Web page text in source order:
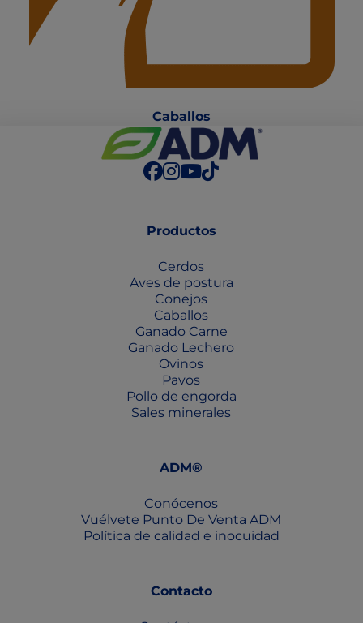
Caballos
Productos
Cerdos
Aves de postura
Conejos
Caballos
Ganado Carne
Ganado Lechero
Ovinos
Pavos
Pollo de engorda
Sales minerales
ADM®
Conócenos
Vuélvete Punto De Venta ADM
Política de calidad e inocuidad
Contacto